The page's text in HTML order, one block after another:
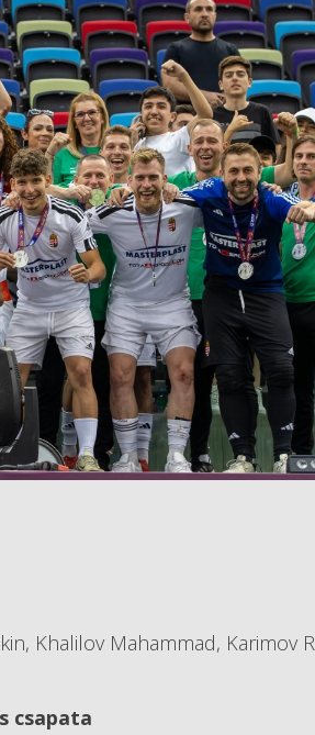
Khalilov Mahammad, Karimov
csapata